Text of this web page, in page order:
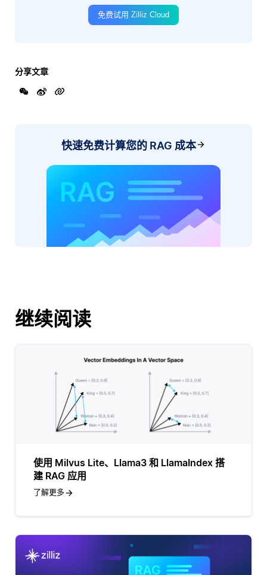
免费试用 Zilliz Cloud
分享文章
快速免费计算您的 RAG 成本
继续阅读
使用 Milvus Lite、Llama3 和 LlamaIndex 搭
建 RAG 应用
了解更多